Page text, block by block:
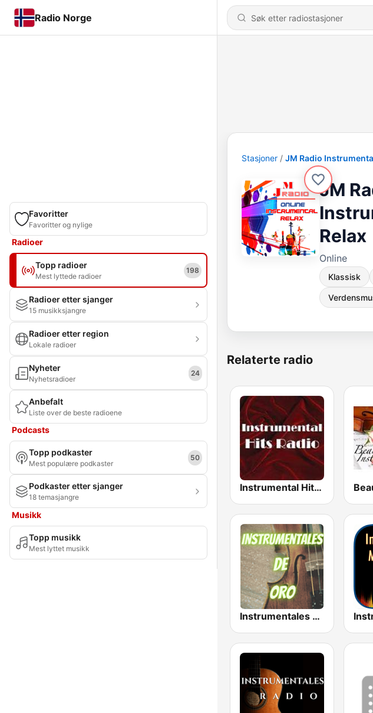
Radio Norge
Favoritter
Favoritter og nylige
Radioer
Topp radioer
Mest lyttede radioer
198
Radioer etter sjanger
15 musikksjangre
Radioer etter region
Lokale radioer
Nyheter
Nyhetsradioer
24
Anbefalt
Liste over de beste radioene
Podcasts
Topp podkaster
Mest populære podkaster
50
Podkaster etter sjanger
18 temasjangre
Musikk
Topp musikk
Mest lyttet musikk
Stasjoner JM Radio
JM
Relax
Online
Klassisk
Relaterte radio
Instrumental Hits Radio
Instrumentales de Oro Radio